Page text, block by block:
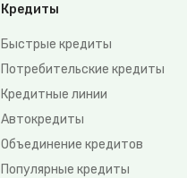
Кредиты
Быстрые кредиты
Потребительские кредиты
Кредитные линии
Автокредиты
Объединение кредитов
Популярные кредиты